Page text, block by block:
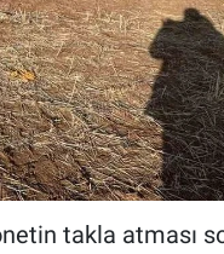
takla atması